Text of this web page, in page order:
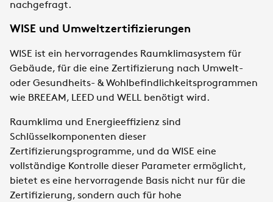
nachgefragt.
WISE und Umweltzertifizierungen
WISE ist ein hervorragendes Raumklimasystem für
Gebäude, für die eine Zertifizierung nach Umwelt-
oder Gesundheits- & Wohlbefindlichkeitsprogrammen
wie BREEAM, LEED und WELL benötigt wird.​
Raumklima und Energieeffizienz sind
Schlüsselkomponenten dieser
Zertifizierungsprogramme, und da WISE eine
vollständige Kontrolle dieser Parameter ermöglicht,
bietet es eine hervorragende Basis nicht nur für die
Zertifizierung, sondern auch für hohe